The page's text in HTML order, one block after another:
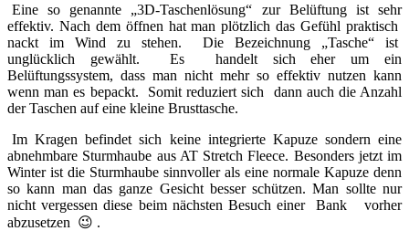
Eine so genannte „3D-Taschenlösung“ zur Belüftung ist sehr
effektiv. Nach dem öffnen hat man plötzlich das Gefühl praktisch
nackt im Wind zu stehen. Die Bezeichnung „Tasche“ ist
unglücklich gewählt. Es handelt sich eher um ein
Belüftungssystem, dass man nicht mehr so effektiv nutzen kann
wenn man es bepackt. Somit reduziert sich dann auch die Anzahl
der Taschen auf eine kleine Brusttasche.
Im Kragen befindet sich keine integrierte Kapuze sondern eine
abnehmbare Sturmhaube aus AT Stretch Fleece. Besonders jetzt im
Winter ist die Sturmhaube sinnvoller als eine normale Kapuze denn
so kann man das ganze Gesicht besser schützen. Man sollte nur
nicht vergessen diese beim nächsten Besuch einer Bank vorher
abzusetzen 😉 .